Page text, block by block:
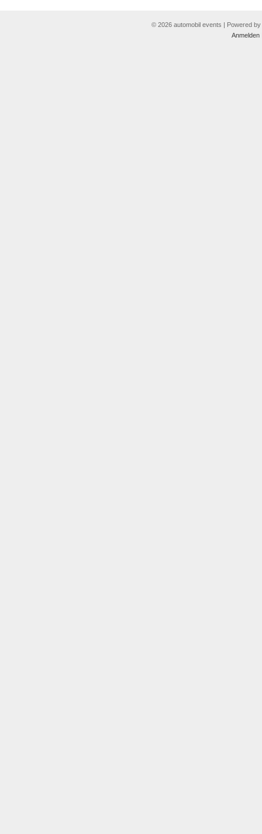
© 2026 automobil events | Powered by
Anmelden|